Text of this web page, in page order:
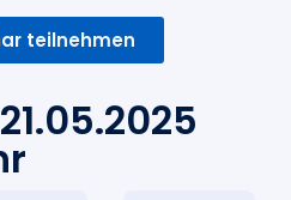
teilnehmen